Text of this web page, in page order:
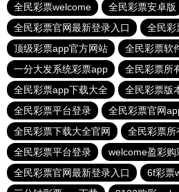
全民彩票welcome
全民彩票安卓版
全民彩票官网最新登录入口
全民彩
顶级彩票app官方网站
全民彩票软
一分大发系统彩票app
全民彩票所
全民彩票app下载大全
全民彩票版
全民彩票平台登录
全民彩票官网
全民彩票下载大全官网
全民彩票所
全民彩票平台登录
welcome盈彩购
全民彩票官网最新登录入口
6f彩票